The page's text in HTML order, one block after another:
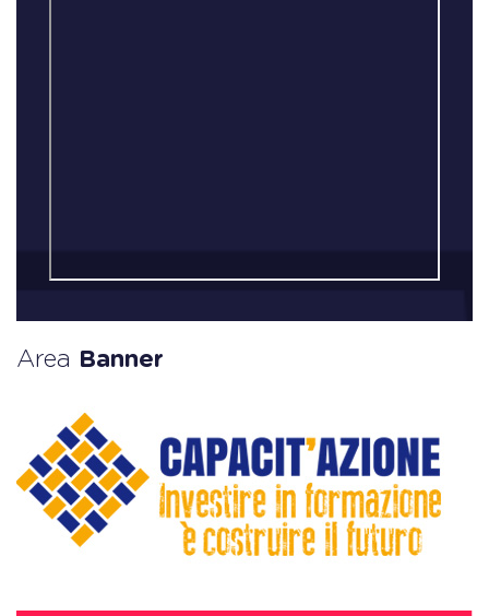
Area Banner